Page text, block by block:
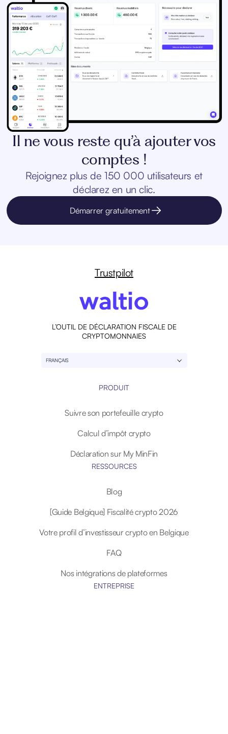
Il ne vous reste qu’à ajouter vos
comptes !
Rejoignez plus de 150 000 utilisateurs et
déclarez en un clic.
Démarrer gratuitement
L’OUTIL DE DÉCLARATION FISCALE DE
CRYPTOMONNAIES
Trustpilot
FRANÇAIS
PRODUIT
Suivre son portefeuille crypto
Calcul d’impôt crypto
Déclaration sur My MinFin
RESSOURCES
Blog
[Guide Belgique] Fiscalité crypto 2026
Votre profil d’investisseur crypto en Belgique
FAQ
Nos intégrations de plateformes
ENTREPRISE